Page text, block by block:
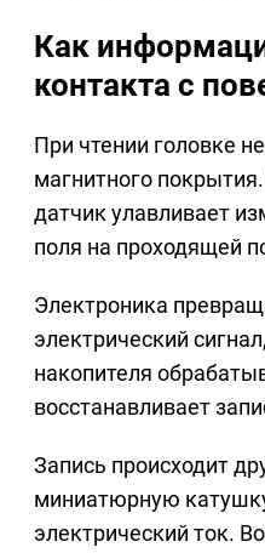
Как
контакта с
При чтении головке
магнитного
датчик улавливает
поля на проходящей
Электроника
электрический
накопителя
восстанавливает
Запись происходит
миниатюрную
электрический ток.